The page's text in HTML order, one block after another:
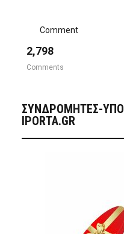
Comment
2,798
Comments
ΣΥΝΔΡΟΜΗΤΈΣ-
IPORTA.GR